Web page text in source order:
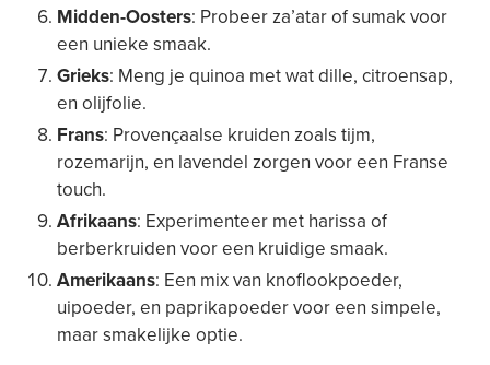
Midden-Oosters: Probeer za’atar of sumak voor
een unieke smaak.
Grieks: Meng je quinoa met wat dille, citroensap,
en olijfolie.
Frans: Provençaalse kruiden zoals tijm,
rozemarijn, en lavendel zorgen voor een Franse
touch.
Afrikaans: Experimenteer met harissa of
berberkruiden voor een kruidige smaak.
Amerikaans: Een mix van knoflookpoeder,
uipoeder, en paprikapoeder voor een simpele,
maar smakelijke optie.